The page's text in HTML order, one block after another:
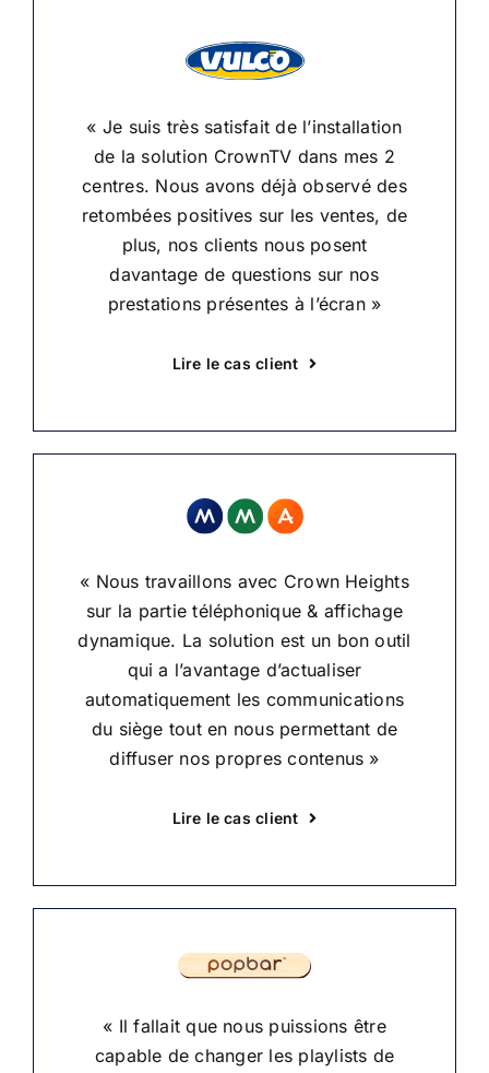
« Je suis très satisfait de l’installation
de la solution CrownTV dans mes 2
centres. Nous avons déjà observé des
retombées positives sur les ventes, de
plus, nos clients nous posent
davantage de questions sur nos
prestations présentes à l’écran »
Lire le cas client
« Nous travaillons avec Crown Heights
sur la partie téléphonique & affichage
dynamique. La solution est un bon outil
qui a l’avantage d’actualiser
automatiquement les communications
du siège tout en nous permettant de
diffuser nos propres contenus »
Lire le cas client
« Il fallait que nous puissions être
capable de changer les playlists de